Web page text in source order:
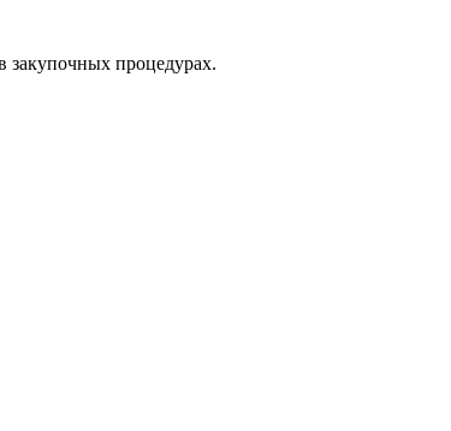
закупочных процедурах.